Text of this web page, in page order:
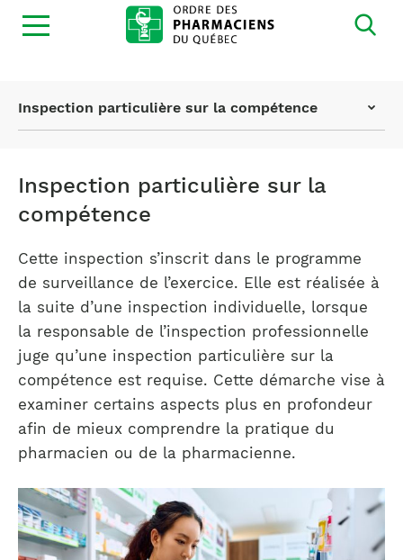
Ouvrir
la
Page
Inspection particulière sur la compétence
Inspection particulière sur la
compétence
Cette inspection s’inscrit dans le programme
de surveillance de l’exercice. Elle est réalisée à
la suite d’une inspection individuelle, lorsque
la responsable de l’inspection professionnelle
juge qu’une inspection particulière sur la
compétence est requise. Cette démarche vise à
examiner certains aspects plus en profondeur
afin de mieux comprendre la pratique du
pharmacien ou de la pharmacienne.